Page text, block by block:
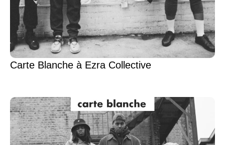
Carte Blanche à Ezra Collective